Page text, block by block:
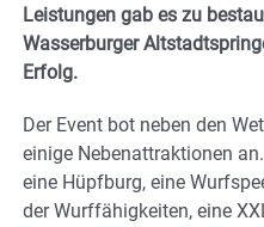
Leistungen gab es zu
Wasserburger
Erfolg.
Der Event bot neben den
einige Nebenattraktionen
eine Hüpfburg, eine
der Wurffähigkeiten, eine